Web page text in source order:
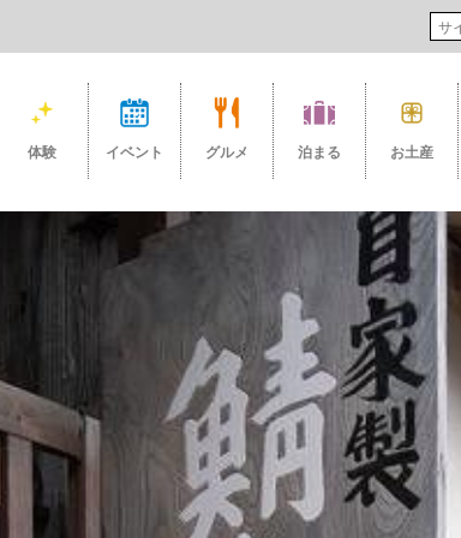
体験 イベント グルメ 泊まる お土産